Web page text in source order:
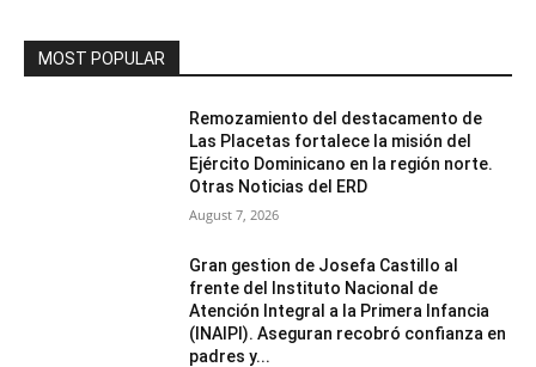
MOST POPULAR
Remozamiento del destacamento de
Las Placetas fortalece la misión del
Ejército Dominicano en la región norte.
Otras Noticias del ERD
August 7, 2026
Gran gestion de Josefa Castillo al
frente del Instituto Nacional de
Atención Integral a la Primera Infancia
(INAIPI). Aseguran recobró confianza en
padres y...